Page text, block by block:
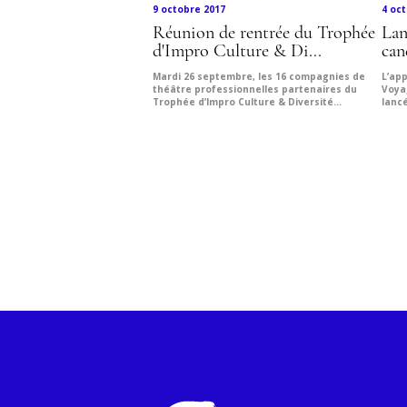
9 octobre 2017
Réunion de rentrée du Trophée
d'Impro Culture & Di...
Mardi 26 septembre, les 16 compagnies de
théâtre professionnelles partenaires du
Trophée d’Impro Culture & Diversité...
4